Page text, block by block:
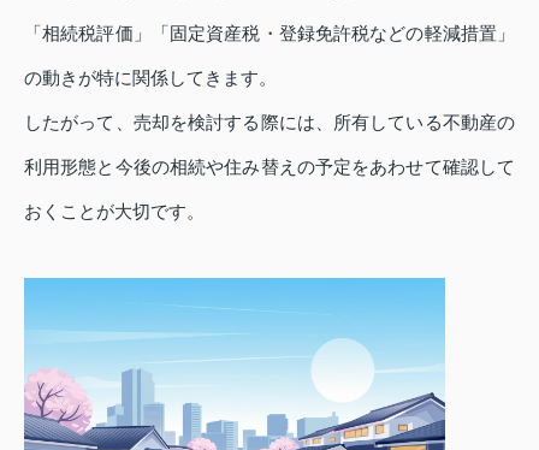
「相続税評価」「固定資産税・登録免許税などの軽減措置」
の動きが特に関係してきます。
したがって、売却を検討する際には、所有している不動産の
利用形態と今後の相続や住み替えの予定をあわせて確認して
おくことが大切です。